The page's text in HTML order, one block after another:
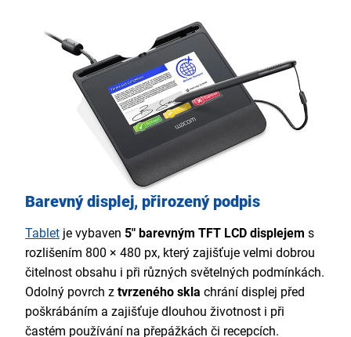
Barevný displej, přirozený podpis
Tablet je vybaven 5" barevným TFT LCD displejem s
rozlišením 800 × 480 px, který zajišťuje velmi dobrou
čitelnost obsahu i při různých světelných podmínkách.
Odolný povrch z tvrzeného skla chrání displej před
poškrábáním a zajišťuje dlouhou životnost i při
častém používání na přepážkách či recepcích.